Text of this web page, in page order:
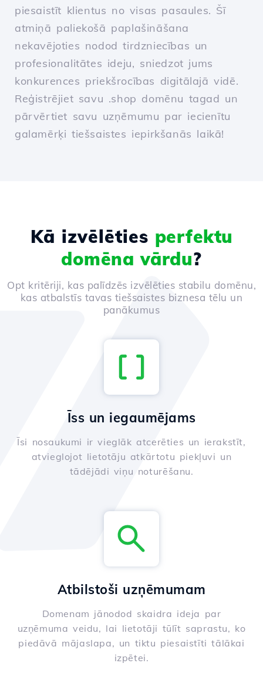
piesaistīt klientus no visas pasaules. Šī
atmiņā paliekošā paplašināšana
nekavējoties nodod tirdzniecības un
profesionalitātes ideju, sniedzot jums
konkurences priekšrocības digitālajā vidē.
Reģistrējiet savu .shop domēnu tagad un
pārvērtiet savu uzņēmumu par iecienītu
galamērķi tiešsaistes iepirkšanās laikā!
Kā izvēlēties perfektu
domēna vārdu?
Opt kritēriji, kas palīdzēs izvēlēties stabilu domēnu,
kas atbalstīs tavas tiešsaistes biznesa tēlu un
panākumus
Īss un iegaumējams
Īsi nosaukumi ir vieglāk atcerēties un ierakstīt,
atvieglojot lietotāju atkārtotu piekļuvi un
tādējādi viņu noturēšanu.
Atbilstoši uzņēmumam
Domenam jānodod skaidra ideja par
uzņēmuma veidu, lai lietotāji tūlīt saprastu, ko
piedāvā mājaslapa, un tiktu piesaistīti tālākai
izpētei.